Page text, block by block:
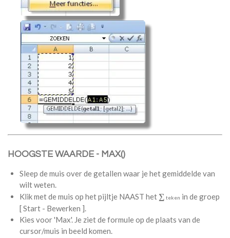
HOOGSTE WAARDE - MAX()
Sleep de muis over de getallen waar je het gemiddelde van
wilt weten.
Klik met de muis op het pijltje NAAST het ∑ teken in de groep
[ Start - Bewerken ].
Kies voor 'Max'. Je ziet de formule op de plaats van de
cursor/muis in beeld komen.